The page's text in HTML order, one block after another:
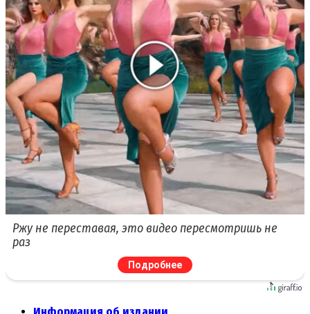
Ржу не переставая, это видео пересмотришь не
раз
Подробнее